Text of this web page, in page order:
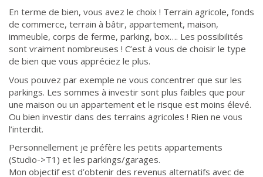
En terme de bien, vous avez le choix ! Terrain agricole, fonds
de commerce, terrain à bâtir, appartement, maison,
immeuble, corps de ferme, parking, box…. Les possibilités
sont vraiment nombreuses ! C’est à vous de choisir le type
de bien que vous appréciez le plus.
Vous pouvez par exemple ne vous concentrer que sur les
parkings. Les sommes à investir sont plus faibles que pour
une maison ou un appartement et le risque est moins élevé.
Ou bien investir dans des terrains agricoles ! Rien ne vous
l’interdit.
Personnellement je préfère les petits appartements
(Studio->T1) et les parkings/garages.
Mon objectif est d’obtenir des revenus alternatifs avec de